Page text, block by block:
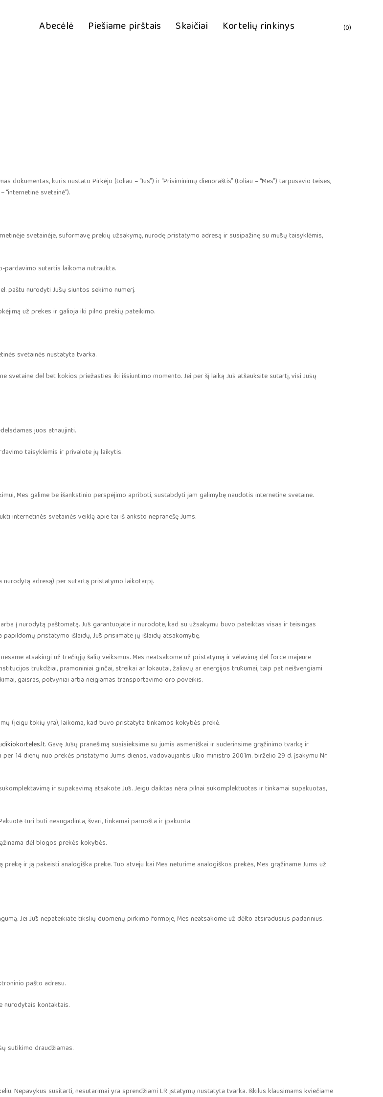
Abecėlė Piešiame pirštais Skaičiai Kortelių rinkinys (0)
dokumentas, kuris nustato Pirkėjo (toliau – “Jūs”) ir “Prisiminimų dienoraštis” (toliau – “Mes”) tarpusavio teises,
svetainė”).
svetainėje, suformavę prekių užsakymą, nurodę pristatymo adresą ir susipažinę su mūsų taisyklėmis,
pardavimo sutartis laikoma nutraukta.
paštu nurodyti Jūsų siuntos sekimo numerį.
už prekes ir galioja iki pilno prekių pateikimo.
svetainės nustatyta tvarka.
dėl bet kokios priežasties iki išsiuntimo momento. Jei per šį laiką Jūs atšauksite sutartį, visi Jūsų
juos atnaujinti.
taisyklėmis ir privalote jų laikytis.
Mes galime be išankstinio perspėjimo apriboti, sustabdyti jam galimybę naudotis internetine svetaine.
internetinės svetainės veiklą apie tai iš anksto nepranešę Jums.
nurodytą adresą) per sutartą pristatymo laikotarpį.
į nurodytą paštomatą. Jūs garantuojate ir nurodote, kad su užsakymu buvo pateiktas visas ir teisingas
pristatymo išlaidų, Jūs prisiimate jų išlaidų atsakomybę.
atsakingi už trečiųjų šalių veiksmus. Mes neatsakome už pristatymą ir vėlavimą dėl force majeure
trukdžiai, pramoniniai ginčai, streikai ar lokautai, žaliavų ar energijos trūkumai, taip pat neišvengiami
gaisras, potvyniai arba neigiamas transportavimo oro poveikis.
(jeigu tokių yra), laikoma, kad buvo pristatyta tinkamos kokybės prekė.
. Gavę Jūsų pranešimą susisieksime su jumis asmeniškai ir suderinsime grąžinimo tvarką ir
14 dienų nuo prekės pristatymo Jums dienos, vadovaujantis ūkio ministro 2001m. birželio 29 d. įsakymu Nr.
ir supakavimą atsakote Jūs. Jeigu daiktas nėra pilnai sukomplektuotas ir tinkamai supakuotas,
turi būti nesugadinta, švari, tinkamai paruošta ir įpakuota.
dėl blogos prekės kokybės.
ir ją pakeisti analogiška preke. Tuo atveju kai Mes neturime analogiškos prekės, Mes grąžiname Jums už
Jei Jūs nepateikiate tikslių duomenų pirkimo formoje, Mes neatsakome už dėlto atsiradusius padarinius.
pašto adresu.
nurodytais kontaktais.
sutikimo draudžiamas.
Nepavykus susitarti, nesutarimai yra sprendžiami LR įstatymų nustatyta tvarka. Iškilus klausimams kviečiame